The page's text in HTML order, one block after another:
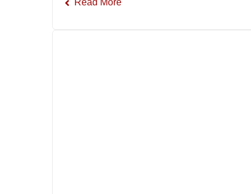
Read More